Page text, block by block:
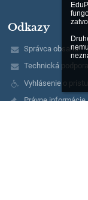
Odkazy
Správca obsahu
Technická podpora
Vyhlásenie o
Právne informácie